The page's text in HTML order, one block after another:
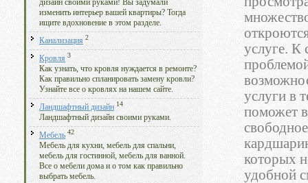
дизайн своими руками! Вы задумали
изменить интерьер вашей квартиры? Тогда
ищите вдохновение в этом разделе.
Канализация 2
Кровля 3
Как узнать, что кровля нуждается в ремонте?
Как правильно спланировать замену кровли?
Узнайте все о кровлях на нашем сайте.
Ландшафтный дизайн 14
Ландшафтный дизайн своими руками.
Мебель 42
Мебель для кухни, мебель для спальни,
мебель для гостинной, мебель для ванной.
Все о мебели дома и о том как правильно
выбрать мебель.
услуге. К
услуги в
поможет
которых
удобной